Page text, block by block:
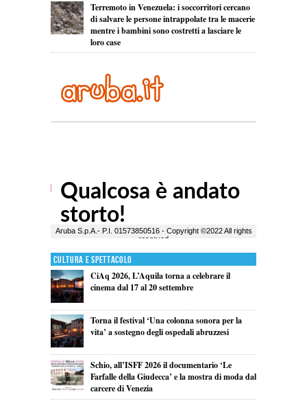
Terremoto in Venezuela: i soccorritori cercano
di salvare le persone intrappolate tra le macerie
mentre i bambini sono costretti a lasciare le
loro case
Cultura e Spettacolo
CiAq 2026, L’Aquila torna a celebrare il
cinema dal 17 al 20 settembre
Torna il festival ‘Una colonna sonora per la
vita’ a sostegno degli ospedali abruzzesi
Schio, all’ISFF 2026 il documentario ‘Le
Farfalle della Giudecca’ e la mostra di moda dal
carcere di Venezia